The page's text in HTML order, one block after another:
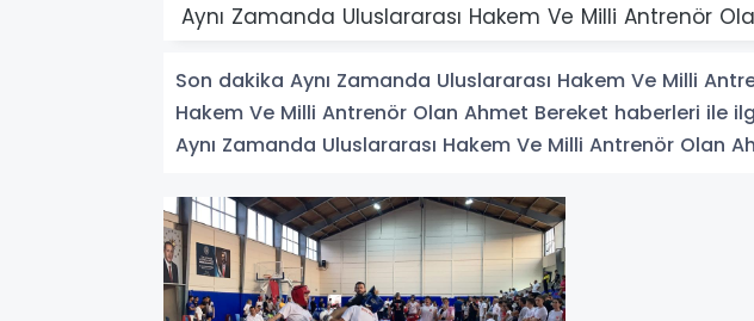
Aynı Zamanda Uluslararası Hakem Ve Milli Antrenör
Son dakika Aynı Zamanda Uluslararası Hakem Ve Milli
Hakem Ve Milli Antrenör Olan Ahmet Bereket haberleri ile
Aynı Zamanda Uluslararası Hakem Ve Milli Antrenör Olan